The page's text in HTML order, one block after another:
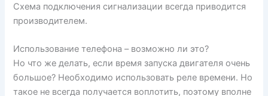
Схема подключения сигнализации всегда приводится
производителем.
Использование телефона – возможно ли это?
Но что же делать, если время запуска двигателя очень
большое? Необходимо использовать реле времени. Но
такое не всегда получается воплотить, поэтому вполне